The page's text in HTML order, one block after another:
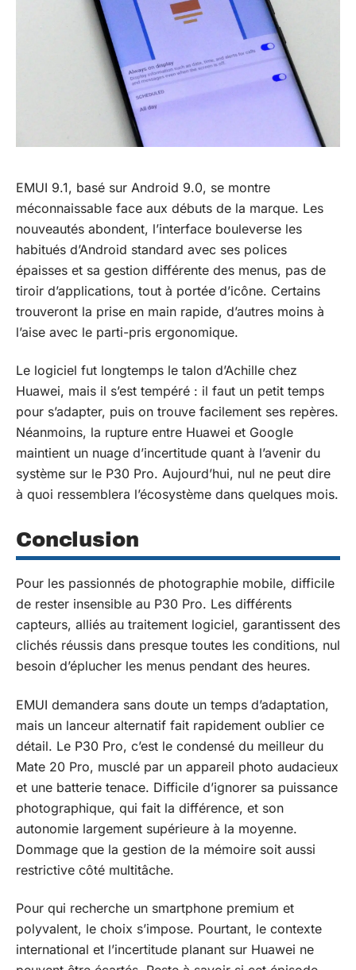
EMUI 9.1, basé sur Android 9.0, se montre
méconnaissable face aux débuts de la marque. Les
nouveautés abondent, l’interface bouleverse les
habitués d’Android standard avec ses polices
épaisses et sa gestion différente des menus, pas de
tiroir d’applications, tout à portée d’icône. Certains
trouveront la prise en main rapide, d’autres moins à
l’aise avec le parti-pris ergonomique.
Le logiciel fut longtemps le talon d’Achille chez
Huawei, mais il s’est tempéré : il faut un petit temps
pour s’adapter, puis on trouve facilement ses repères.
Néanmoins, la rupture entre Huawei et Google
maintient un nuage d’incertitude quant à l’avenir du
système sur le P30 Pro. Aujourd’hui, nul ne peut dire
à quoi ressemblera l’écosystème dans quelques mois.
Conclusion
Pour les passionnés de photographie mobile, difficile
de rester insensible au P30 Pro. Les différents
capteurs, alliés au traitement logiciel, garantissent des
clichés réussis dans presque toutes les conditions, nul
besoin d’éplucher les menus pendant des heures.
EMUI demandera sans doute un temps d’adaptation,
mais un lanceur alternatif fait rapidement oublier ce
détail. Le P30 Pro, c’est le condensé du meilleur du
Mate 20 Pro, musclé par un appareil photo audacieux
et une batterie tenace. Difficile d’ignorer sa puissance
photographique, qui fait la différence, et son
autonomie largement supérieure à la moyenne.
Dommage que la gestion de la mémoire soit aussi
restrictive côté multitâche.
Pour qui recherche un smartphone premium et
polyvalent, le choix s’impose. Pourtant, le contexte
international et l’incertitude planant sur Huawei ne